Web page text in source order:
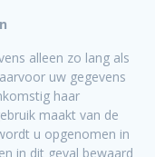
alleen zo lang als
uw gegevens
haar
maakt van de
u opgenomen in
in dit geval bewaard